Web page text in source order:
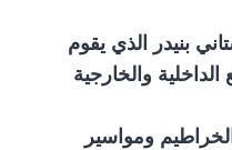
بنيدر الذي يقوم
والخارجية
ومواسير